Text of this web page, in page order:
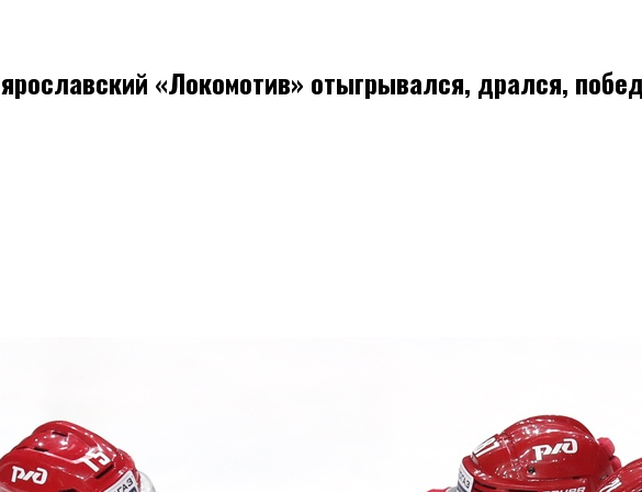
«Локомотив» отыгрывался, дрался,